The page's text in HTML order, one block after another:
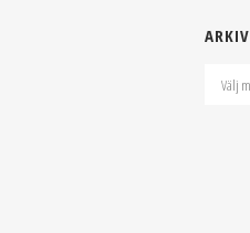
ARKIV
Arkiv